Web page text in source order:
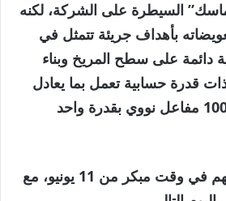
السيطرة على الشركة، لكنه
بأهداف جريئة تتمثل في
دائمة على سطح المريخ وبناء
قدرة حسابية تعمل بما يعادل
100 تيراواط، أو 100000 مفاعل نووي بقدرة واحد
ومن المتوقع بيع الأسهم في وقت مبكر من 11 يونيو، مع